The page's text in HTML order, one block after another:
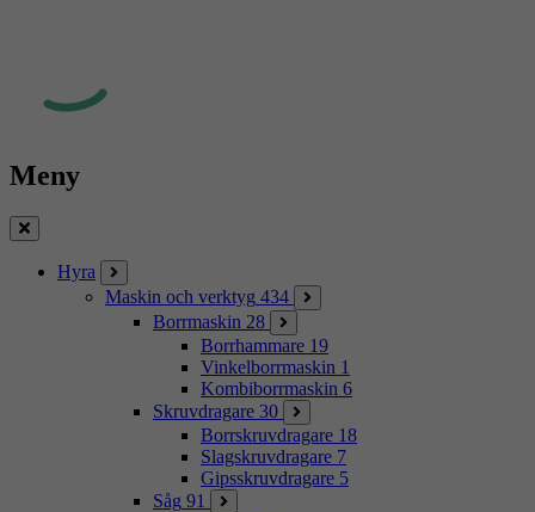
Meny
Stäng
Hyra
Maskin och verktyg 434
Borrmaskin 28
Borrhammare 19
Vinkelborrmaskin 1
Kombiborrmaskin 6
Skruvdragare 30
Borrskruvdragare 18
Slagskruvdragare 7
Gipsskruvdragare 5
Såg 91